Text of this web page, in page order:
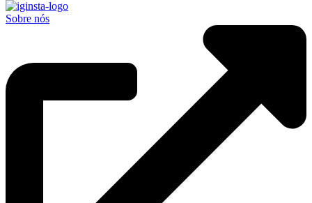
Sobre nós